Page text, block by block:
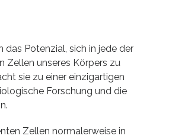
das Potenzial, sich in jede der
Zellen unseres Körpers zu
sie zu einer einzigartigen
Forschung und die
Zellen normalerweise in